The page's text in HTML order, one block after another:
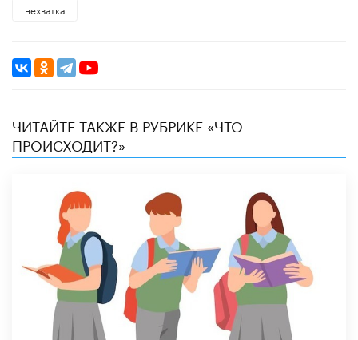
нехватка
ЧИТАЙТЕ ТАКЖЕ В РУБРИКЕ «ЧТО
ПРОИСХОДИТ?»